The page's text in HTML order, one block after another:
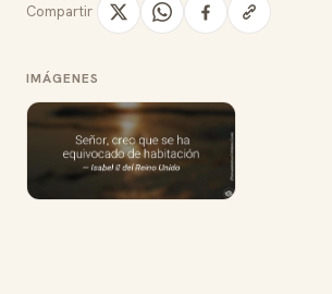
Compartir
IMÁGENES